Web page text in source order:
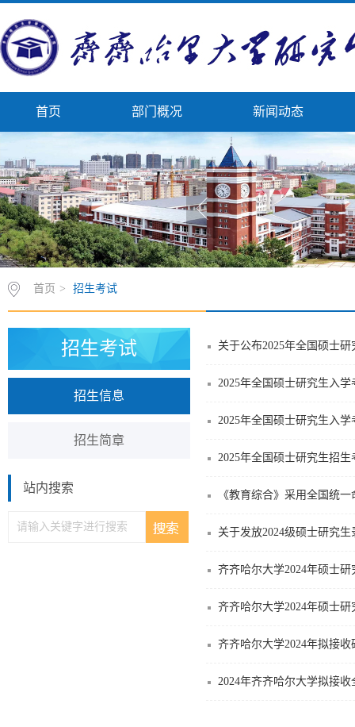
首页 部门概况 新闻动态
首页 > 招生考试
招生考试
招生信息
招生简章
站内搜索
关于公布2025年全国硕士
2025年全国硕士研究生入
2025年全国硕士研究生入
2025年全国硕士研究生招
《教育综合》采用全国统
关于发放2024级硕士研究
齐齐哈尔大学2024年硕士
齐齐哈尔大学2024年硕士
齐齐哈尔大学2024年拟接
2024年齐齐哈尔大学拟接